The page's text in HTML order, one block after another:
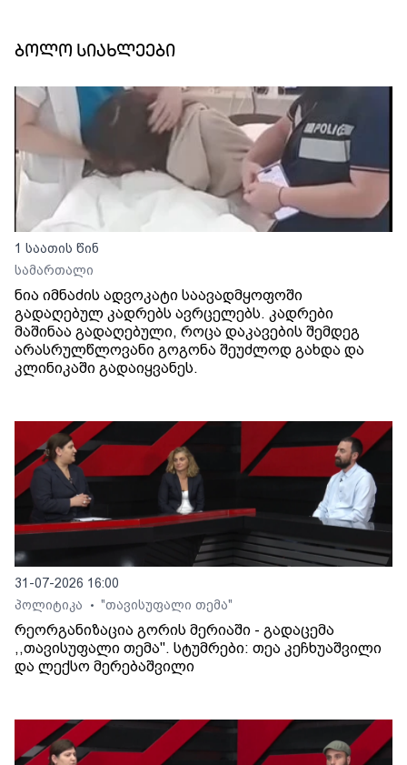
ბოლო სიახლეები
1 საათის წინ
სამართალი
ნია იმნაძის ადვოკატი საავადმყოფოში
გადაღებულ კადრებს ავრცელებს. კადრები
მაშინაა გადაღებული, როცა დაკავების შემდეგ
არასრულწლოვანი გოგონა შეუძლოდ გახდა და
კლინიკაში გადაიყვანეს.
31-07-2026 16:00
პოლიტიკა
• "თავისუფალი თემა"
რეორგანიზაცია გორის მერიაში - გადაცემა
,,თავისუფალი თემა". სტუმრები: თეა კეჩხუაშვილი
და ლექსო მერებაშვილი